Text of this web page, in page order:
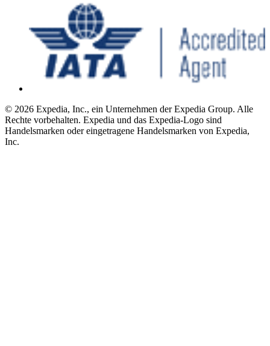
© 2026 Expedia, Inc., ein Unternehmen der Expedia Group. Alle
Rechte vorbehalten. Expedia und das Expedia-Logo sind
Handelsmarken oder eingetragene Handelsmarken von Expedia,
Inc.